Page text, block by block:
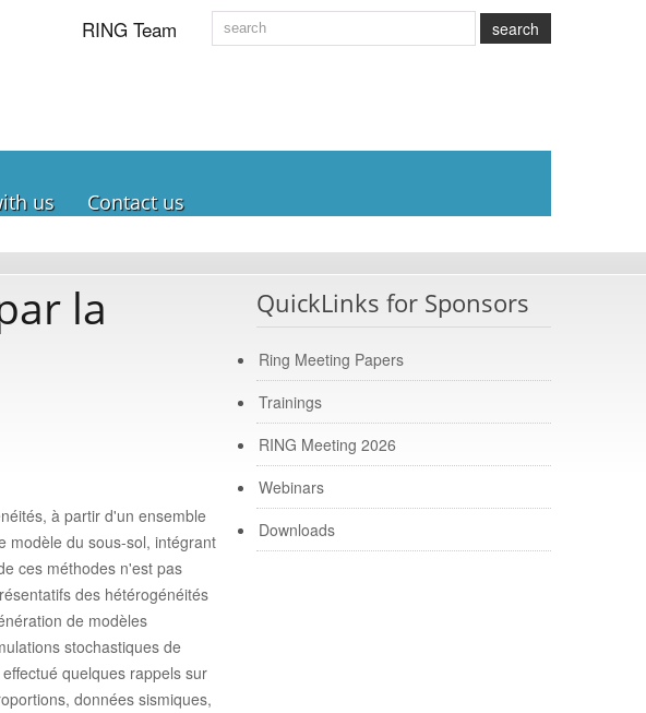
search
RING Team
us Contact us
la
à partir d'un ensemble
modèle du sous-sol, intégrant
ces méthodes n'est pas
des hétérogénéités
de modèles
stochastiques de
quelques rappels sur
données sismiques,
QuickLinks for Sponsors
Ring Meeting Papers
Trainings
RING Meeting 2026
Webinars
Downloads